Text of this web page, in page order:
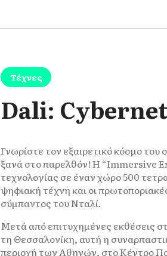
Τέχνες
Dali:
Γνωρίστε τον εξαιρετικό κόσμο
ξανά στο παρελθόν! Η “Immersive
τεχνολογίας σε έναν χώρο 500
ψηφιακή τέχνη και οι
σύμπαντος του Νταλί.
Μετά από επιτυχημένες εκθέσεις
τη Θεσσαλονίκη, αυτή η
περιοχή των Αθηνών, στο Κέντρο